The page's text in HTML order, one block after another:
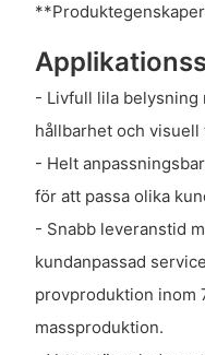
- Livfull lila belysning
hållbarhet och
- Helt
för att passa olika
- Snabb leveranstid
kundanpassad
provproduktion inom
massproduktion.